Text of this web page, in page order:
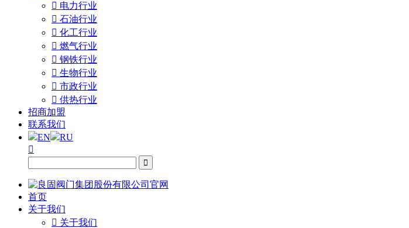
 电力行业
 石油行业
 化工行业
 燃气行业
 钢铁行业
 生物行业
 市政行业
 供热行业
招商加盟
联系我们
EN
RU


首页
关于我们
 关于我们